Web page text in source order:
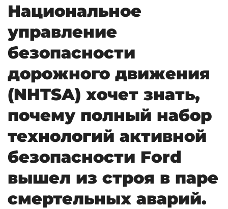
Национальное
управление
безопасности
дорожного движения
(NHTSA) хочет знать,
почему полный набор
технологий активной
безопасности Ford
вышел из строя в паре
смертельных аварий.